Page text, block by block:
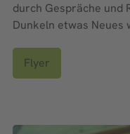
durch Gespräche und
Dunkeln etwas Neues
Flyer